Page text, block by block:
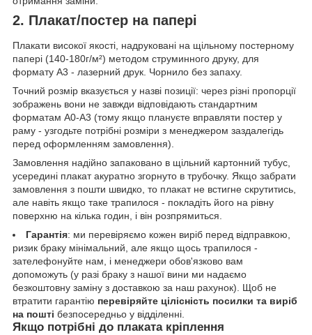
2. Плакат/постер на папері
Плакати високої якості, надруковані на щільному постерному
папері (140-180г/м²) методом струминного друку, для
формату А3 - лазерний друк. Чорнило без запаху.
Точний розмір вказується у назві позиції: через різні пропорції
зображень вони не завжди відповідають стандартним
форматам А0-А3 (тому якщо плануєте вправляти постер у
раму - узгодьте потрібні розміри з менеджером заздалегідь
перед оформленням замовлення).
Замовлення надійно запаковано в щільний картонний тубус,
усередині плакат акуратно згорнуто в трубочку. Якщо забрати
замовлення з пошти швидко, то плакат не встигне скрутитись,
але навіть якщо таке трапилося - покладіть його на рівну
поверхню на кілька годин, і він розпрямиться.
Гарантія: ми перевіряємо кожен виріб перед відправкою,
ризик браку мінімальний, але якщо щось трапилося -
зателефонуйте нам, і менеджери обов'язково вам
допоможуть (у разі браку з нашої вини ми надаємо
безкоштовну заміну з доставкою за наш рахунок). Щоб не
втратити гарантію перевіряйте цілісність посилки та виріб
на пошті безпосередньо у відділенні.
Якщо потрібні до плаката кріплення